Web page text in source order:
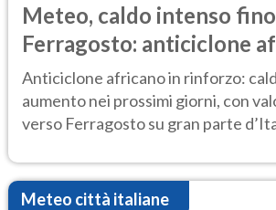
Meteo, caldo intenso
Ferragosto: anticiclone
ancora protagonista
Anticiclone africano in rinforzo:
aumento nei prossimi giorni, con
verso Ferragosto su gran parte
Meteo città italiane